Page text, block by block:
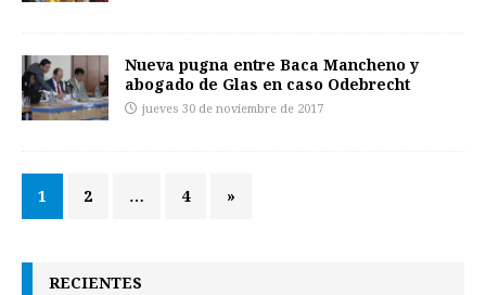
Nueva pugna entre Baca Mancheno y
abogado de Glas en caso Odebrecht
jueves 30 de noviembre de 2017
1 2 … 4 »
RECIENTES